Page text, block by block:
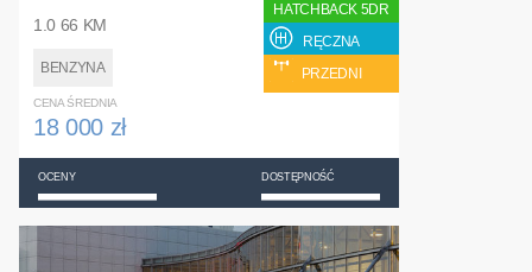
1.0 66 KM
BENZYNA
HATCHBACK 5DR
RĘCZNA
PRZEDNI
CENA ŚREDNIA
18 000 zł
OCENY DOSTĘPNOŚĆ